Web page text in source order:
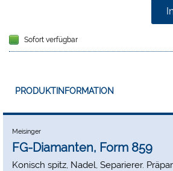
Sofort verfügbar
PRODUKTINFORMATION
Meisinger
FG-Diamanten, Form 859
Konisch spitz, Nadel, Separierer.